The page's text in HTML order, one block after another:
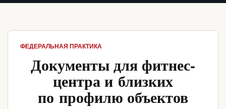
ФЕДЕРАЛЬНАЯ ПРАКТИКА
Документы для фитнес-
центра и близких
по профилю объектов